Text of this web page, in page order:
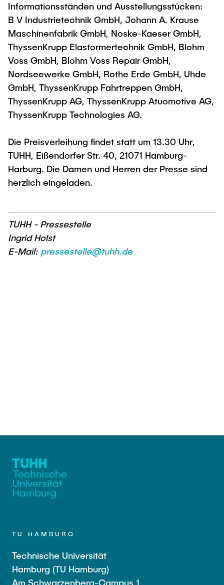
Informationsständen und Ausstellungsstücken:
B V Industrietechnik GmbH, Johann A. Krause
Maschinenfabrik GmbH, Noske-Kaeser GmbH,
ThyssenKrupp Elastormertechnik GmbH, Blohm
Voss GmbH, Blohm Voss Repair GmbH,
Nordseewerke GmbH, Rothe Erde GmbH, Uhde
GmbH, ThyssenKrupp Fahrtreppen GmbH,
ThyssenKrupp AG, ThyssenKrupp Atuomotive AG,
ThyssenKrupp Technologies AG.
Die Preisverleihung findet statt um 13.30 Uhr,
TUHH, Eißendorfer Str. 40, 21071 Hamburg-
Harburg. Die Damen und Herren der Presse sind
herzlich eingeladen.
TUHH - Pressestelle
Ingrid Holst
E-Mail: pressestelle@tuhh.de
TU HAMBURG
Technische Universität
Hamburg (TU Hamburg)
Am Schwarzenberg-Campus 1